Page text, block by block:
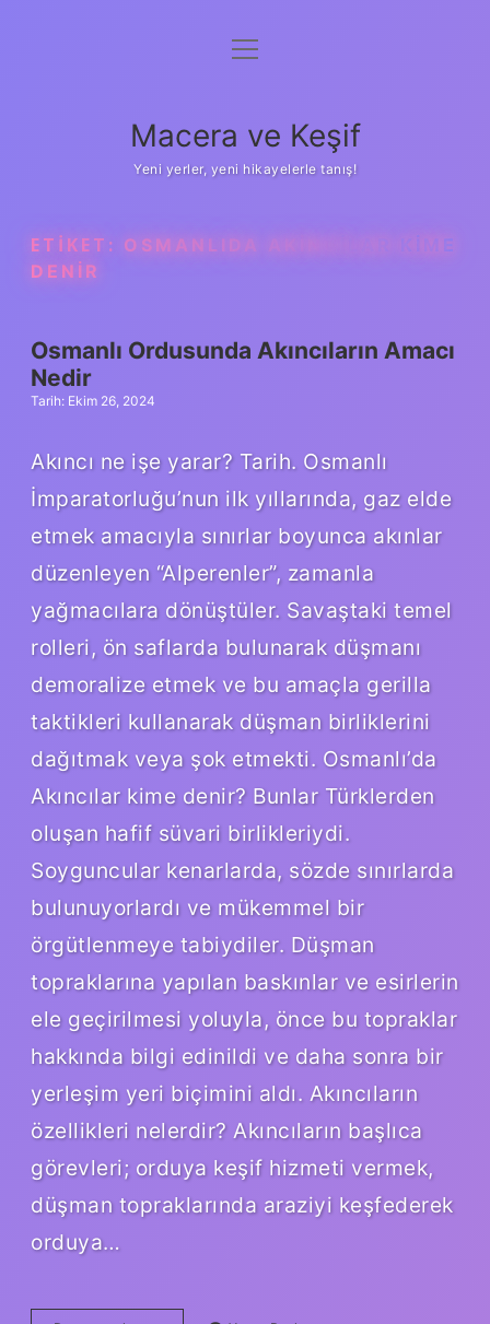
Anasayfa
Yasal Uyarı
menüyü
Macera ve Keşif
Yeni yerler, yeni hikayelerle tanış!
ETIKET: OSMANLIDA AKINCILAR KIME
DENIR
Osmanlı Ordusunda Akıncıların Amacı
Nedir
Tarih: Ekim 26, 2024
Akıncı ne işe yarar? Tarih. Osmanlı
İmparatorluğu’nun ilk yıllarında, gaz elde
etmek amacıyla sınırlar boyunca akınlar
düzenleyen “Alperenler”, zamanla
yağmacılara dönüştüler. Savaştaki temel
rolleri, ön saflarda bulunarak düşmanı
demoralize etmek ve bu amaçla gerilla
taktikleri kullanarak düşman birliklerini
dağıtmak veya şok etmekti. Osmanlı’da
Akıncılar kime denir? Bunlar Türklerden
oluşan hafif süvari birlikleriydi.
Soyguncular kenarlarda, sözde sınırlarda
bulunuyorlardı ve mükemmel bir
örgütlenmeye tabiydiler. Düşman
topraklarına yapılan baskınlar ve esirlerin
ele geçirilmesi yoluyla, önce bu topraklar
hakkında bilgi edinildi ve daha sonra bir
yerleşim yeri biçimini aldı. Akıncıların
özellikleri nelerdir? Akıncıların başlıca
görevleri; orduya keşif hizmeti vermek,
düşman topraklarında araziyi keşfederek
orduya…